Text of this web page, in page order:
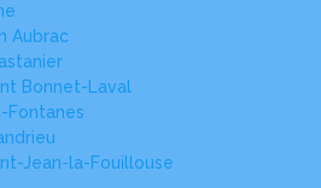
Aubrac
Bonnet-Laval
Fontanes
Jean-la-Fouillouse